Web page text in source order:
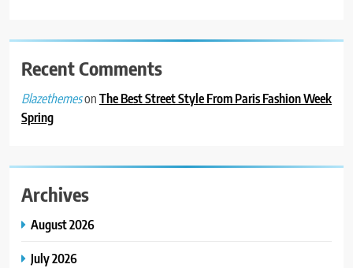
Recent Comments
BlazethemesonThe Best Street Style From Paris Fashion Week
Spring
Archives
August 2026
July 2026